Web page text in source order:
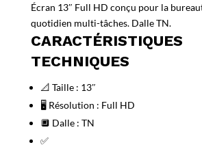
Écran 13″ Full HD conçu pour la
quotidien multi-tâches. Dalle TN.
CARACTÉRISTIQUES
TECHNIQUES
📐 Taille : 13″
🖥️ Résolution : Full HD
🔲 Dalle : TN
✅